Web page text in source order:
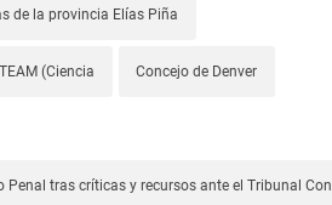
de la provincia Elías Piña
(Ciencia Concejo de Denver
Penal tras críticas y recursos ante el Tribunal